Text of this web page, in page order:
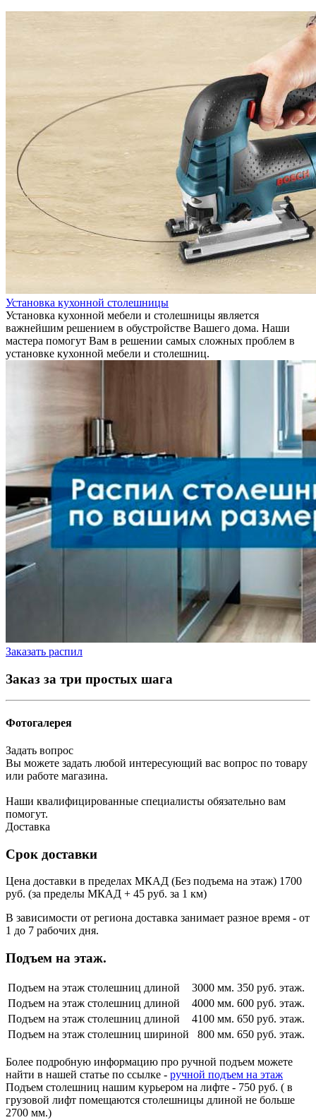
Установка кухонной столешницы
Установка кухонной мебели и столешницы является
важнейшим решением в обустройстве Вашего дома. Наши
мастера помогут Вам в решении самых сложных проблем в
установке кухонной мебели и столешниц.
Заказать распил
Заказ за три простых шага
Фотогалерея
Задать вопрос
Вы можете задать любой интересующий вас вопрос по товару
или работе магазина.
Наши квалифицированные специалисты обязательно вам
помогут.
Доставка
Срок доставки
Цена доставки в пределах МКАД (Без подъема на этаж) 1700
руб. (за пределы МКАД + 45 руб. за 1 км)
В зависимости от региона доставка занимает разное время - от
1 до 7 рабочих дня.
Подъем на этаж.
Подъем на этаж столешниц длиной 3000 мм. 350 руб. этаж.
Подъем на этаж столешниц длиной
4000 мм. 600 руб. этаж.
Подъем на этаж столешниц длиной
4100 мм. 650 руб. этаж.
Подъем на этаж столешниц шириной
800 мм. 650 руб. этаж.
Более подробную информацию про ручной подъем можете
найти в нашей статье по ссылке - ручной подъем на этаж
Подъем столешниц нашим курьером на лифте - 750 руб. ( в
грузовой лифт помещаются столешницы длиной не больше
2700 мм.)